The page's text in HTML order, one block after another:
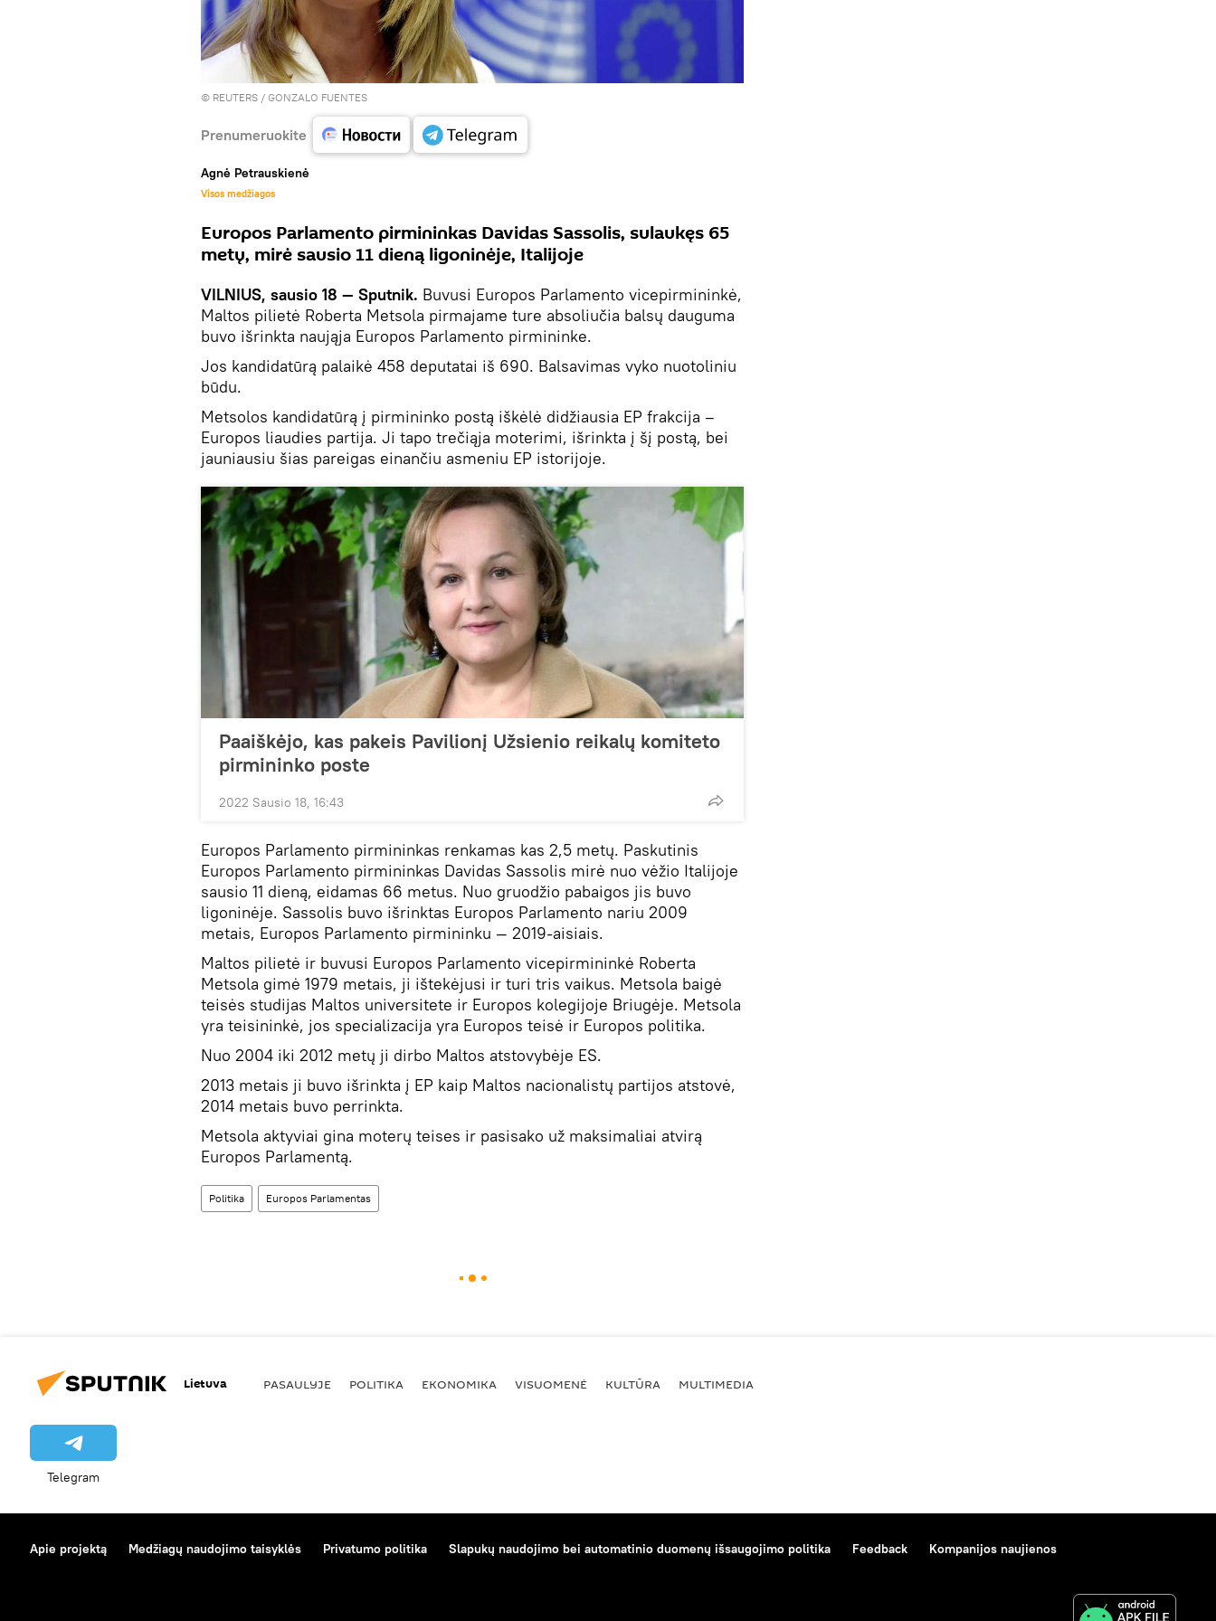
© REUTERS / GONZALO FUENTES
Prenumeruokite
Agnė Petrauskienė
Visos medžiagos
Europos Parlamento pirmininkas Davidas Sassolis, sulaukęs 65
metų, mirė sausio 11 dieną ligoninėje, Italijoje
VILNIUS, sausio 18 — Sputnik. Buvusi Europos Parlamento vicepirmininkė,
Maltos pilietė Roberta Metsola pirmajame ture absoliučia balsų dauguma
buvo išrinkta naująja Europos Parlamento pirmininke.
Jos kandidatūrą palaikė 458 deputatai iš 690. Balsavimas vyko nuotoliniu
būdu.
Metsolos kandidatūrą į pirmininko postą iškėlė didžiausia EP frakcija –
Europos liaudies partija. Ji tapo trečiąja moterimi, išrinkta į šį postą, bei
jauniausiu šias pareigas einančiu asmeniu EP istorijoje.
Paaiškėjo, kas pakeis Pavilionį Užsienio reikalų komiteto
pirmininko poste
2022 Sausio 18, 16:43
Europos Parlamento pirmininkas renkamas kas 2,5 metų. Paskutinis
Europos Parlamento pirmininkas Davidas Sassolis mirė nuo vėžio Italijoje
sausio 11 dieną, eidamas 66 metus. Nuo gruodžio pabaigos jis buvo
ligoninėje. Sassolis buvo išrinktas Europos Parlamento nariu 2009
metais, Europos Parlamento pirmininku — 2019-aisiais.
Maltos pilietė ir buvusi Europos Parlamento vicepirmininkė Roberta
Metsola gimė 1979 metais, ji ištekėjusi ir turi tris vaikus. Metsola baigė
teisės studijas Maltos universitete ir Europos kolegijoje Briugėje. Metsola
yra teisininkė, jos specializacija yra Europos teisė ir Europos politika.
Nuo 2004 iki 2012 metų ji dirbo Maltos atstovybėje ES.
2013 metais ji buvo išrinkta į EP kaip Maltos nacionalistų partijos atstovė,
2014 metais buvo perrinkta.
Metsola aktyviai gina moterų teises ir pasisako už maksimaliai atvirą
Europos Parlamentą.
Politika Europos Parlamentas
Lietuva PASAULYJE POLITIKA EKONOMIKA VISUOMENĖ KULTŪRA MULTIMEDIA
Telegram
Apie projektą Medžiagų naudojimo taisyklės Privatumo politika Slapukų naudojimo bei automatinio duomenų išsaugojimo politika Feedback Kompanijos naujienos